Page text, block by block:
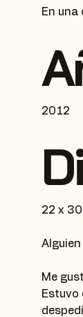
En
2012
22 x
Me
Estuvo